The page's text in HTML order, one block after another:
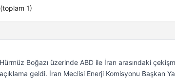
1)
Hürmüz Boğazı üzerinde ABD ile İran arasındaki
açıklama geldi. İran Meclisi Enerji Komisyonu Başkan